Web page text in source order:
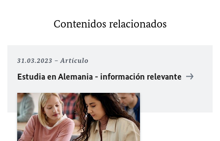
Contenidos relacionados
31.03.2023 Artículo
Estudia en Alemania - información relevante